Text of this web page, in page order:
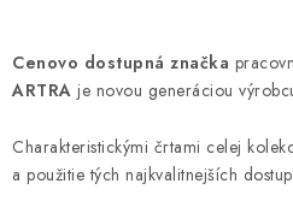
Cenovo dostupná značka
ARTRA je novou generáciou
Charakteristickými črtami celej
a použitie tých najkvalitnejších